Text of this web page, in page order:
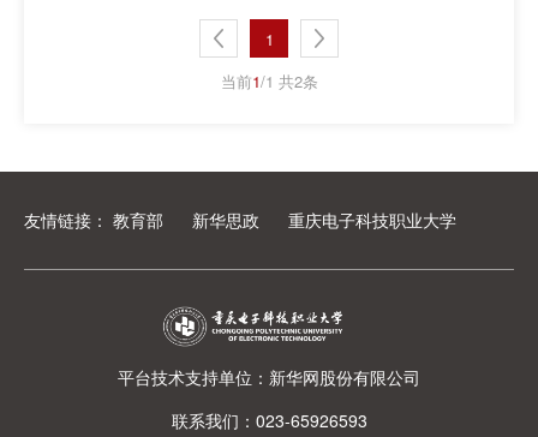
1
当前1/1 共2条
友情链接： 教育部 新华思政 重庆电子科技职业大学
平台技术支持单位：新华网股份有限公司
联系我们：023-65926593